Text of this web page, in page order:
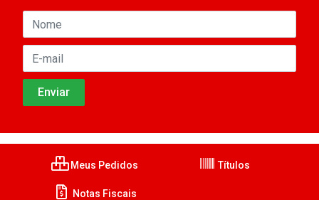
Meus Pedidos Títulos
Notas Fiscais